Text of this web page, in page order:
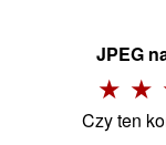
JPEG
Czy ten